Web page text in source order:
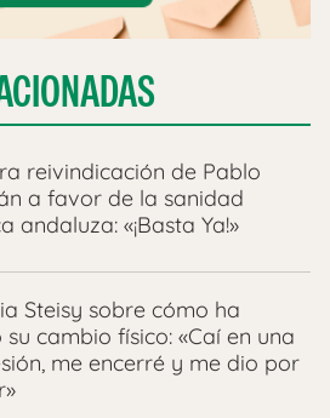
reivindicación de Pablo
a favor de la sanidad
andaluza: «¡Basta Ya!»
Steisy sobre cómo ha
cambio físico: «Caí en una
me encerré y me dio por